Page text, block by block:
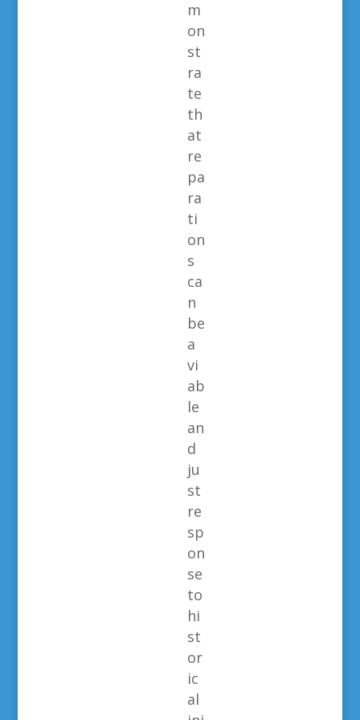
m
on
st
ra
te
th
at
re
pa
ra
ti
on
s
ca
n
be
a
vi
ab
le
an
d
ju
st
re
sp
on
se
to
hi
st
or
ic
al